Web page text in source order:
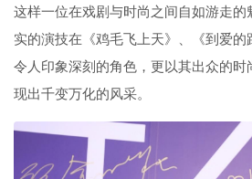
这样一位在戏剧与时尚之间自如游走的
实的演技在《鸡毛飞上天》、《到爱的
令人印象深刻的角色，更以其出众的时
现出千变万化的风采。